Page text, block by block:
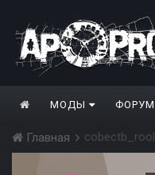
МОДЫ ФОРУМ
Главная cobectb_rool